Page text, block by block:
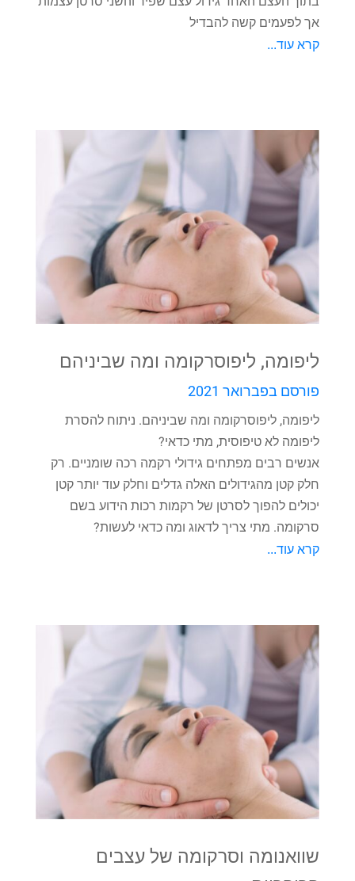
ליפומה, ליפוסרקומה ומה שביניהם
פורסם בפברואר 2021
ליפומה, ליפוסרקומה ומה שביניהם. ניתוח להסרת
ליפומה לא טיפוסית, מתי כדאי?
אנשים רבים מפתחים גידולי רקמה רכה שומניים. רק
חלק קטן מהגידולים האלה גדלים וחלק עוד יותר קטן
יכולים להפוך לסרטן של רקמות רכות הידוע בשם
סרקומה. מתי צריך לדאוג ומה כדאי לעשות?
קרא עוד...
אך לפעמים קשה להבדיל
קרא עוד...
שוואנומה וסרקומה של עצבים